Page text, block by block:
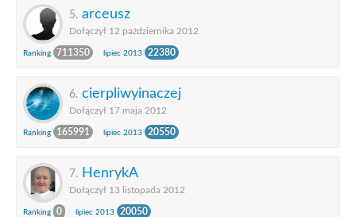
5. arceusz
Dołączył 12 października 2012
Ranking 711350 lipiec 2013 22380
6. cierpliwyinaczej
Dołączył 17 maja 2012
Ranking 165991 lipiec 2013 20550
7. HenrykA
Dołączył 13 listopada 2012
Ranking 0 lipiec 2013 20050